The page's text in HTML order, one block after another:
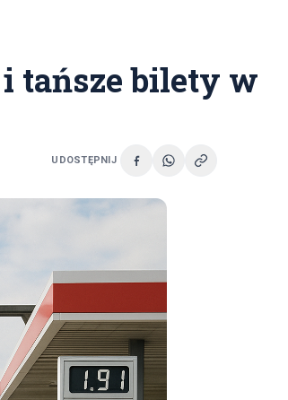
tańsze bilety w
UDOSTĘPNIJ